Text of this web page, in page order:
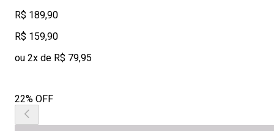
R$ 189,90
R$ 159,90
ou 2x de R$ 79,95
22% OFF